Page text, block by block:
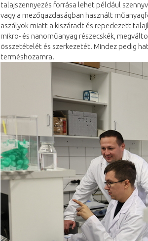
talajszennyezés forrása lehet például
vagy a mezőgazdaságban használt
aszályok miatt a kiszáradt és repedezett
mikro- és nanoműanyag részecskék,
összetételét és szerkezetét. Mindez pedig
terméshozamra.